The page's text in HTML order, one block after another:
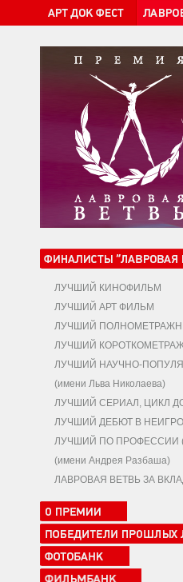
ЛУЧШИЙ КИНОФИЛЬМ
ЛУЧШИЙ АРТ ФИЛЬМ
ЛУЧШИЙ
ЛУЧШИЙ
ЛУЧШИЙ НАУЧНО-
(имени Льва Николаева)
ЛУЧШИЙ СЕРИАЛ, ЦИКЛ
ЛУЧШИЙ ДЕБЮТ В
ЛУЧШИЙ ПО ПРОФЕССИИ
(имени Андрея Разбаша)
ЛАВРОВАЯ ВЕТВЬ ЗА